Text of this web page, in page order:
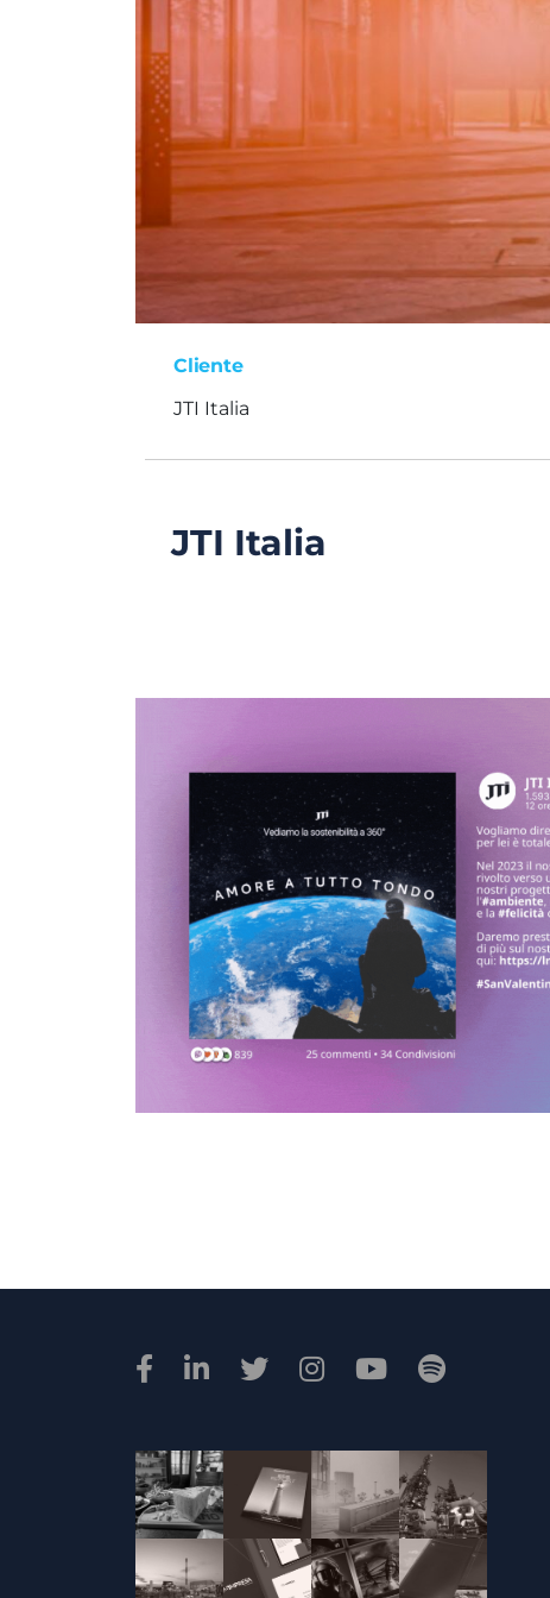
Cliente
JTI Italia
JTI Italia